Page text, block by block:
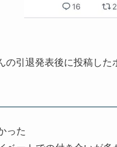
の引退発表後に投稿した
った